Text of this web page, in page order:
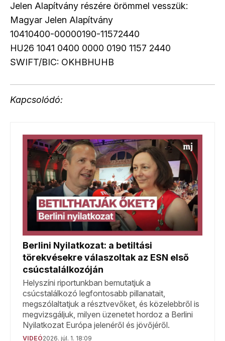
Jelen Alapítvány részére örömmel vesszük:
Magyar Jelen Alapítvány
10410400-00000190-11572440
HU26 1041 0400 0000 0190 1157 2440
SWIFT/BIC: OKHBHUHB
Kapcsolódó: